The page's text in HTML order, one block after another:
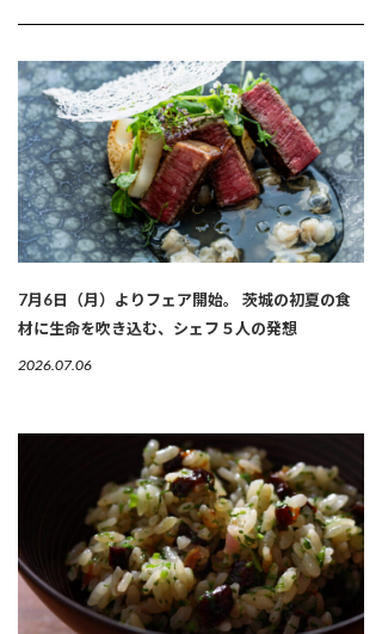
7月6日（月）よりフェア開始。 茨城の初夏の食
材に生命を吹き込む、シェフ５人の発想
2026.07.06